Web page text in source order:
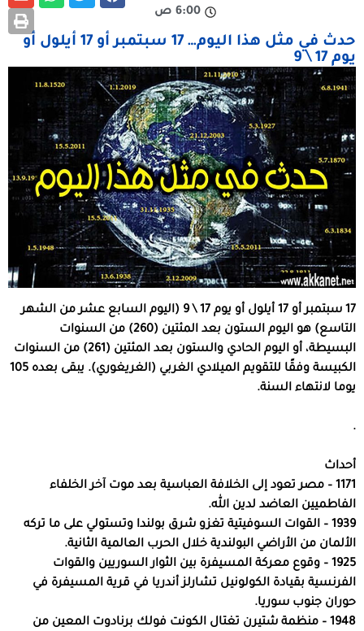
6:00 ص
حدث في مثل هذا اليوم… 17 سبتمبر أو 17 أيلول أو
يوم 17 \ 9
17 سبتمبر أو 17 أيلول أو يوم 17 \ 9 (اليوم السابع عشر من الشهر
التاسع) هو اليوم الستون بعد المئتين (260) من السنوات
البسيطة، أو اليوم الحادي والستون بعد المئتين (261) من السنوات
الكبيسة وفقًا للتقويم الميلادي الغربي (الغريغوري). يبقى بعده 105
يوما لانتهاء السنة.
.
أحداث
1171 – مصر تعود إلى الخلافة العباسية بعد موت آخر الخلفاء
الفاطميين العاضد لدين الله.
1939 – القوات السوفيتية تغزو شرق بولندا وتستولي على ما تركه
الألمان من الأراضي البولندية خلال الحرب العالمية الثانية.
1925 – وقوع معركة المسيفرة بين الثوار السوريين والقوات
الفرنسية بقيادة الكولونيل تشارلز أندريا في قرية المسيفرة في
حوران جنوب سوريا.
1948 – منظمة شتيرن تغتال الكونت فولك برنادوت المعين من